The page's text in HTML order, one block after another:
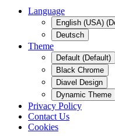
Language
English (USA)
Deutsch
Theme
Default (Default)
Black Chrome
Diavel Design
Dynamic Theme
Privacy Policy
Contact Us
Cookies